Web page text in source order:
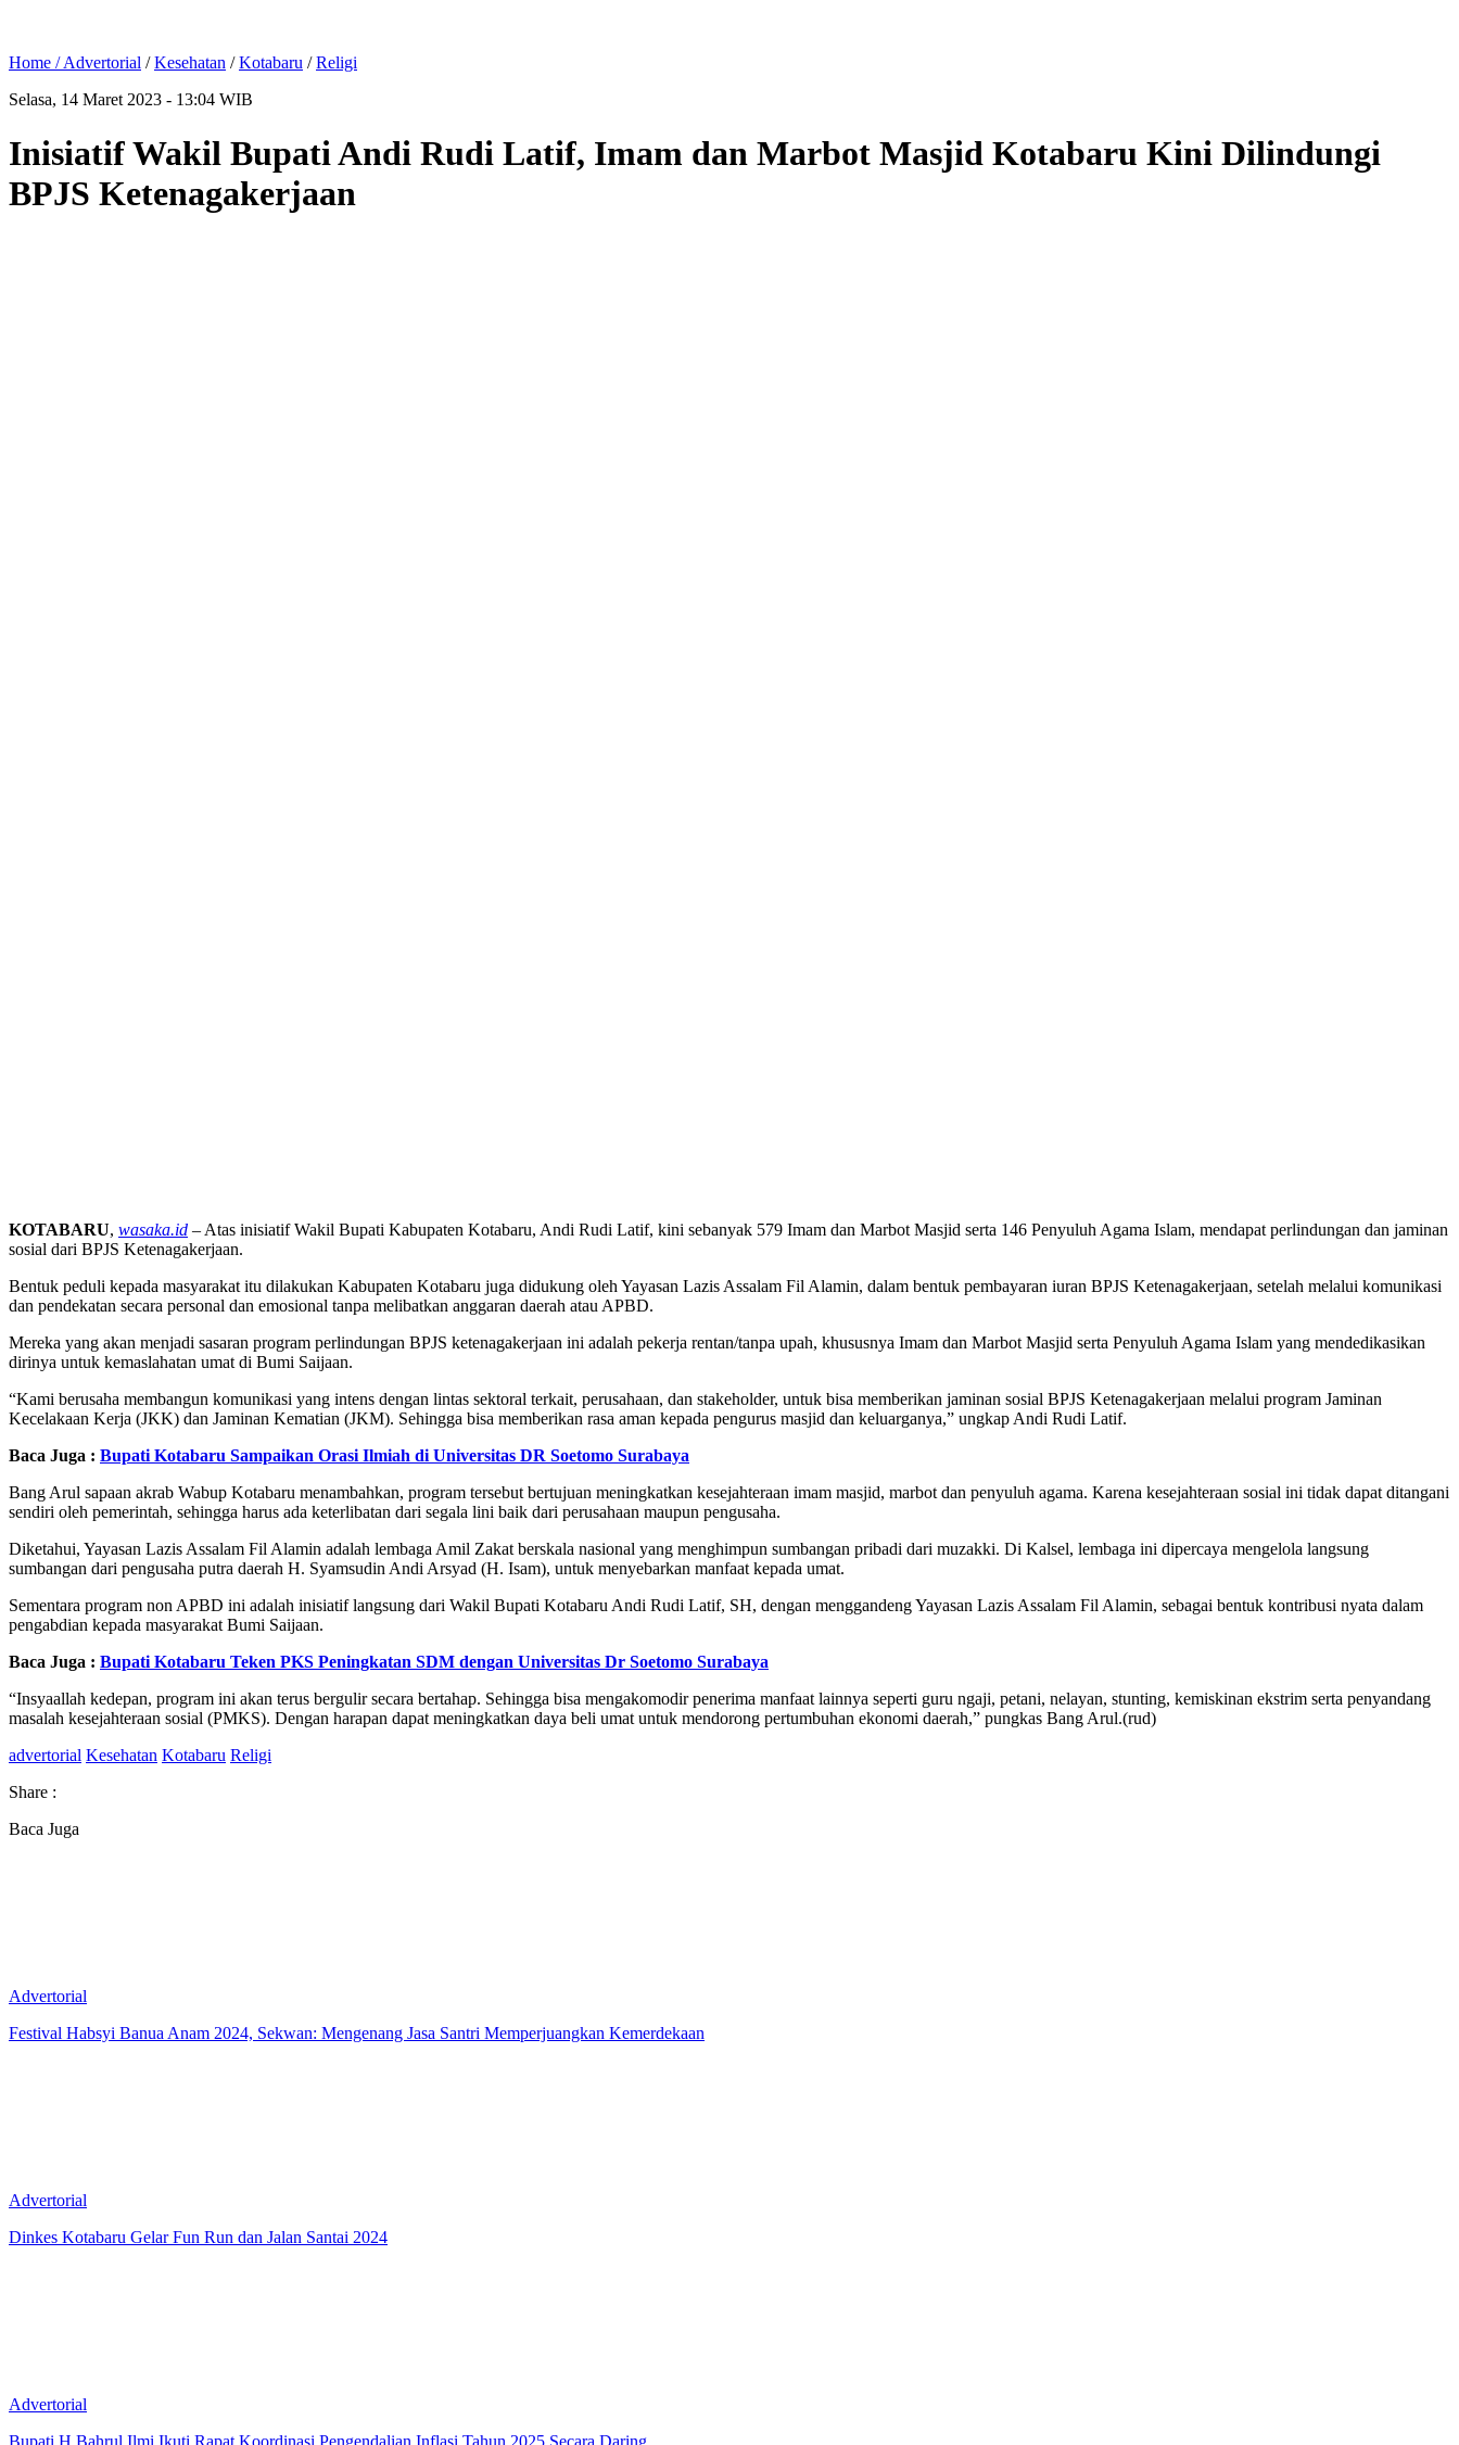
Home /Advertorial /Kesehatan /Kotabaru /Religi
Selasa, 14 Maret 2023 - 13:04 WIB
Inisiatif Wakil Bupati Andi Rudi Latif, Imam dan Marbot Masjid Kotabaru Kini Dilindungi
BPJS Ketenagakerjaan
KOTABARU, wasaka.id – Atas inisiatif Wakil Bupati Kabupaten Kotabaru, Andi Rudi Latif, kini sebanyak 579 Imam dan Marbot Masjid serta 146 Penyuluh Agama Islam, mendapat perlindungan dan jaminan
sosial dari BPJS Ketenagakerjaan.
Bentuk peduli kepada masyarakat itu dilakukan Kabupaten Kotabaru juga didukung oleh Yayasan Lazis Assalam Fil Alamin, dalam bentuk pembayaran iuran BPJS Ketenagakerjaan, setelah melalui komunikasi
dan pendekatan secara personal dan emosional tanpa melibatkan anggaran daerah atau APBD.
Mereka yang akan menjadi sasaran program perlindungan BPJS ketenagakerjaan ini adalah pekerja rentan/tanpa upah, khususnya Imam dan Marbot Masjid serta Penyuluh Agama Islam yang mendedikasikan
dirinya untuk kemaslahatan umat di Bumi Saijaan.
“Kami berusaha membangun komunikasi yang intens dengan lintas sektoral terkait, perusahaan, dan stakeholder, untuk bisa memberikan jaminan sosial BPJS Ketenagakerjaan melalui program Jaminan
Kecelakaan Kerja (JKK) dan Jaminan Kematian (JKM). Sehingga bisa memberikan rasa aman kepada pengurus masjid dan keluarganya,” ungkap Andi Rudi Latif.
Baca Juga : Bupati Kotabaru Sampaikan Orasi Ilmiah di Universitas DR Soetomo Surabaya
Bang Arul sapaan akrab Wabup Kotabaru menambahkan, program tersebut bertujuan meningkatkan kesejahteraan imam masjid, marbot dan penyuluh agama. Karena kesejahteraan sosial ini tidak dapat ditangani
sendiri oleh pemerintah, sehingga harus ada keterlibatan dari segala lini baik dari perusahaan maupun pengusaha.
Diketahui, Yayasan Lazis Assalam Fil Alamin adalah lembaga Amil Zakat berskala nasional yang menghimpun sumbangan pribadi dari muzakki. Di Kalsel, lembaga ini dipercaya mengelola langsung
sumbangan dari pengusaha putra daerah H. Syamsudin Andi Arsyad (H. Isam), untuk menyebarkan manfaat kepada umat.
Sementara program non APBD ini adalah inisiatif langsung dari Wakil Bupati Kotabaru Andi Rudi Latif, SH, dengan menggandeng Yayasan Lazis Assalam Fil Alamin, sebagai bentuk kontribusi nyata dalam
pengabdian kepada masyarakat Bumi Saijaan.
Baca Juga : Bupati Kotabaru Teken PKS Peningkatan SDM dengan Universitas Dr Soetomo Surabaya
“Insyaallah kedepan, program ini akan terus bergulir secara bertahap. Sehingga bisa mengakomodir penerima manfaat lainnya seperti guru ngaji, petani, nelayan, stunting, kemiskinan ekstrim serta penyandang
masalah kesejahteraan sosial (PMKS). Dengan harapan dapat meningkatkan daya beli umat untuk mendorong pertumbuhan ekonomi daerah,” pungkas Bang Arul.(rud)
advertorial Kesehatan Kotabaru Religi
Share :
Baca Juga
Advertorial
Festival Habsyi Banua Anam 2024, Sekwan: Mengenang Jasa Santri Memperjuangkan Kemerdekaan
Advertorial
Dinkes Kotabaru Gelar Fun Run dan Jalan Santai 2024
Advertorial
Bupati H Bahrul Ilmi Ikuti Rapat Koordinasi Pengendalian Inflasi Tahun 2025 Secara Daring